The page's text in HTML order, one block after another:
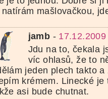
natírám mašlovačkou,
jamb -
Jdu na to, čekala
víc ohlasů, že to
jeden plech takto
krémem. Linecké je
asi bude chutnat.